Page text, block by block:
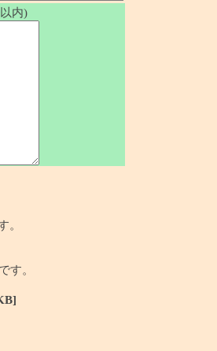
内)
。
す。